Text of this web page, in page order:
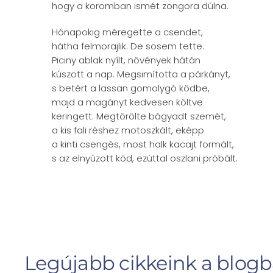
hogy a koromban ismét zongora dúlna.
Hónapokig méregette a csendet,
hátha felmorajlik. De sosem tette.
Piciny ablak nyílt, növények hátán
kúszott a nap. Megsimította a párkányt,
s betért a lassan gomolygó ködbe,
majd a magányt kedvesen költve
keringett. Megtörölte bágyadt szemét,
a kis fali réshez motoszkált, eképp
a kinti csengés, most halk kacajt formált,
s az elnyúzott köd, ezúttal oszlani próbált.
Legújabb cikkeink a